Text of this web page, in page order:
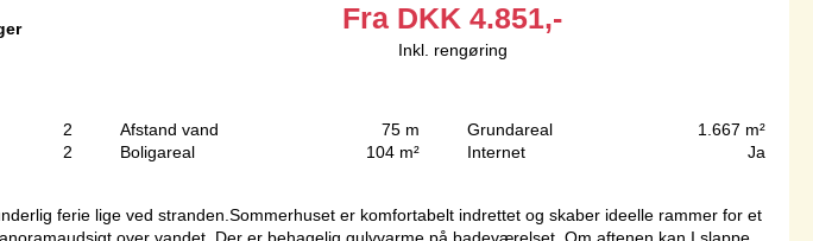
Fra DKK 4.851,-
Inkl. rengøring
2
2
Afstand vand
75 m
Boligareal
104 m²
Grundareal
1.667 m²
Internet
Ja
ferie lige ved stranden.Sommerhuset er komfortabelt indrettet og skaber ideelle rammer for et